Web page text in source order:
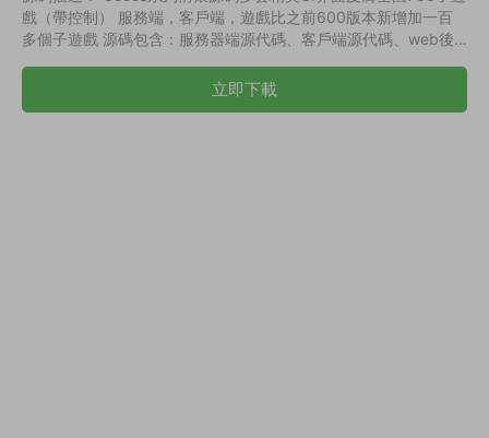
戲（帶控制） 服務端，客戶端，遊戲比之前600版本新增加一百
多個子遊戲 源碼包含：服務器端源代碼、客戶端源代碼、web後
立即下載